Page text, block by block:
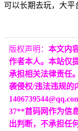
可以长期去玩，大平
版权声明： 本文内
作者本人。本站仅
承担相关法律责任
袭侵权/违法违规的
37**首码网作为信
出判断，不承担任